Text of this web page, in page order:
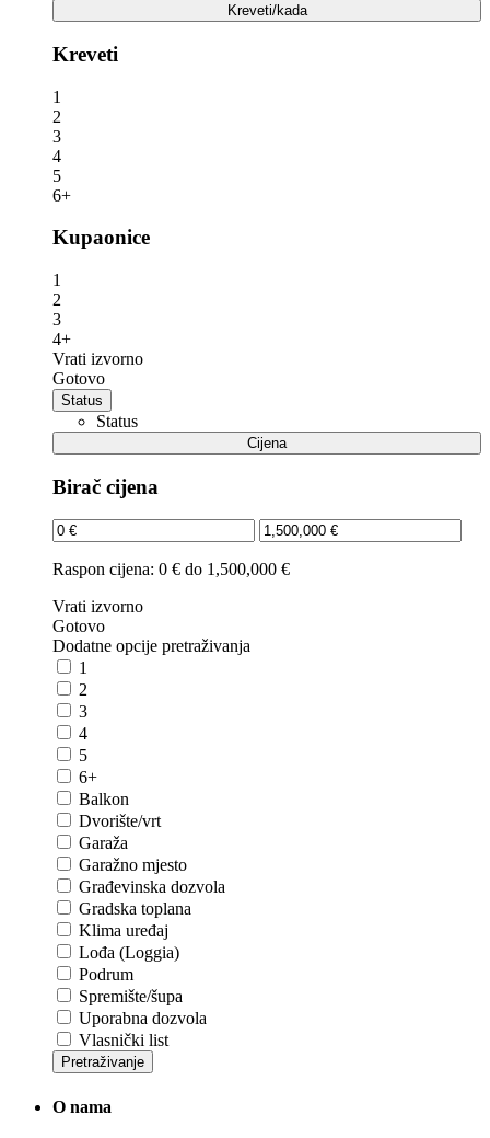
Kreveti/kada
Kreveti
1
2
3
4
5
6+
Kupaonice
1
2
3
4+
Vrati izvorno
Gotovo
Status
Status
Cijena
Birač cijena
Raspon cijena: 0 € do 1,500,000 €
Vrati izvorno
Gotovo
Dodatne opcije pretraživanja
1
2
3
4
5
6+
Balkon
Dvorište/vrt
Garaža
Garažno mjesto
Građevinska dozvola
Gradska toplana
Klima uređaj
Lođa (Loggia)
Podrum
Spremište/šupa
Uporabna dozvola
Vlasnički list
Pretraživanje
O nama